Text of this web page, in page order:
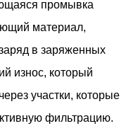
промывка
материал,
в заряженных
износ, который
участки, которые
фильтрацию.